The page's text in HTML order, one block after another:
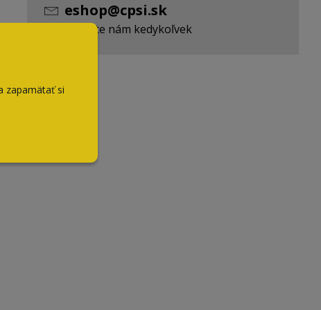
zapamätať si
eshop@cpsi.sk
Napíšte nám kedykoľvek